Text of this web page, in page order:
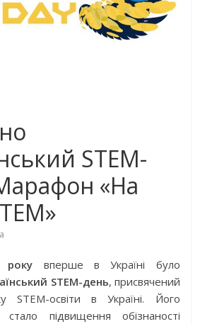
STEM-
«На
року вперше в Україні було
STEM-день, присвячений
STEM-освіти в Україні. Його
підвищення обізнаності